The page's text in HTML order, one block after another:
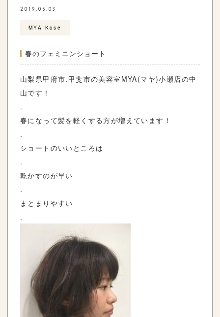
2019.05.03
MYA Kose
春のフェミニンショート
山梨県甲府市. 甲斐市の美容室 MYA(マヤ)小瀬店の中
山です！
.
春になって髪を軽くする方が増えています！
.
ショートのいいところは
.
乾かすのが早い
.
まとまりやすい
.